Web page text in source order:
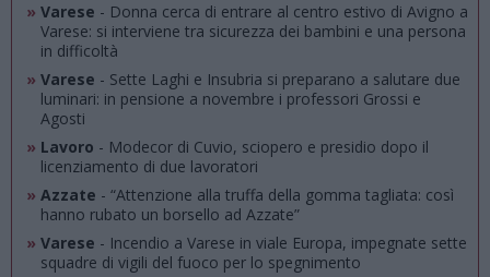
» Varese - Donna cerca di entrare al centro estivo di Avigno a
Varese: si interviene tra sicurezza dei bambini e una persona
in difficoltà
» Varese - Sette Laghi e Insubria si preparano a salutare due
luminari: in pensione a novembre i professori Grossi e
Agosti
» Lavoro - Modecor di Cuvio, sciopero e presidio dopo il
licenziamento di due lavoratori
» Azzate - “Attenzione alla truffa della gomma tagliata: così
hanno rubato un borsello ad Azzate”
» Varese - Incendio a Varese in viale Europa, impegnate sette
squadre di vigili del fuoco per lo spegnimento